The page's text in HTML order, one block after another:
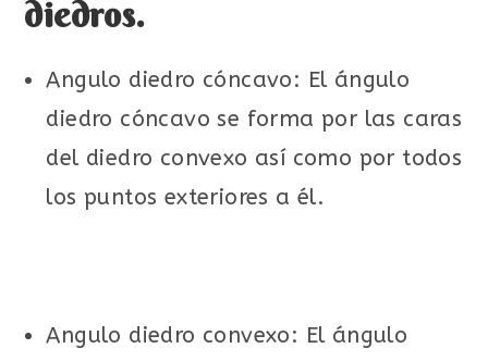
diedros.
Angulo diedro cóncavo: El ángulo
diedro cóncavo se forma por las caras
del diedro convexo así como por todos
los puntos exteriores a él.
Angulo diedro convexo: El ángulo